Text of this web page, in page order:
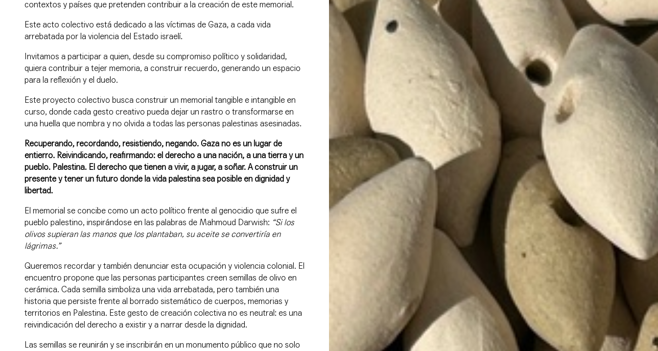
contextos y países que pretenden contribuir a la creación de este memorial.
Este acto colectivo está dedicado a las víctimas de Gaza, a cada vida
arrebatada por la violencia del Estado israelí.
Invitamos a participar a quien, desde su compromiso político y solidaridad,
quiera contribuir a tejer memoria, a construir recuerdo, generando un espacio
para la reflexión y el duelo.
Este proyecto colectivo busca construir un memorial tangible e intangible en
curso, donde cada gesto creativo pueda dejar un rastro o transformarse en
una huella que nombra y no olvida a todas las personas palestinas asesinadas.
Recuperando, recordando, resistiendo, negando. Gaza no es un lugar de
entierro. Reivindicando, reafirmando: el derecho a una nación, a una tierra y un
pueblo. Palestina. El derecho que tienen a vivir, a jugar, a soñar. A construir un
presente y tener un futuro donde la vida palestina sea posible en dignidad y
libertad.
El memorial se concibe como un acto político frente al genocidio que sufre el
pueblo palestino, inspirándose en las palabras de Mahmoud Darwish: “Si los
olivos supieran las manos que los plantaban, su aceite se convertiría en
lágrimas.”
Queremos recordar y también denunciar esta ocupación y violencia colonial. El
encuentro propone que las personas participantes creen semillas de olivo en
cerámica. Cada semilla simboliza una vida arrebatada, pero también una
historia que persiste frente al borrado sistemático de cuerpos, memorias y
territorios en Palestina. Este gesto de creación colectiva no es neutral: es una
reivindicación del derecho a existir y a narrar desde la dignidad.
Las semillas se reunirán y se inscribirán en un monumento público que no solo